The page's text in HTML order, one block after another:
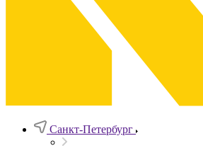
Санкт-Петербург